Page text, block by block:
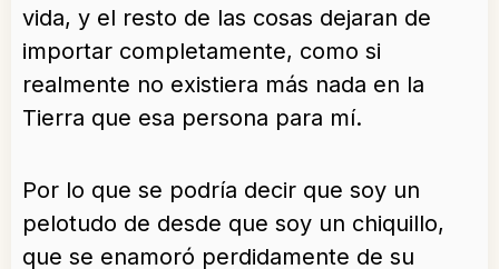
vida, y el resto de las cosas dejaran de
importar completamente, como si
realmente no existiera más nada en la
Tierra que esa persona para mí.
Por lo que se podría decir que soy un
pelotudo de desde que soy un chiquillo,
que se enamoró perdidamente de su